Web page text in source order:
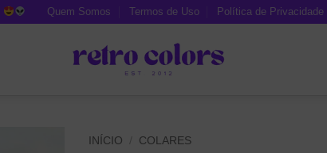
Quem Somos Termos de Uso Política de Privacidade
INÍCIO COLARES